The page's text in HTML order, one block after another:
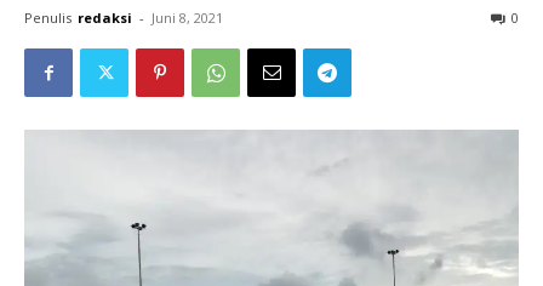
Penulis redaksi - Juni 8, 2021 0